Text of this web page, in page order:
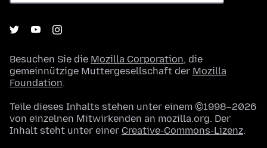
Besuchen Sie die Mozilla Corporation, die
gemeinnützige Muttergesellschaft der Mozilla
Foundation.
Teile dieses Inhalts stehen unter einem ©1998–2026
von einzelnen Mitwirkenden an mozilla.org. Der
Inhalt steht unter einer Creative-Commons-Lizenz.